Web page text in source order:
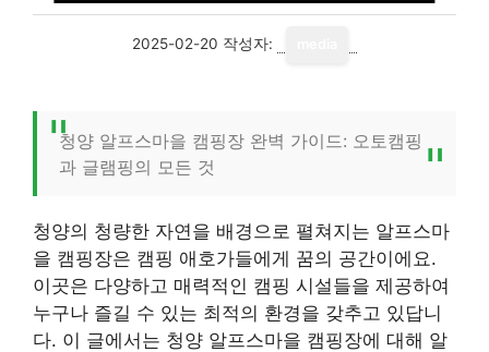
2025-02-20 작성자:
청양 알프스마을 캠핑장 완벽 가이드: 오토캠핑
과 글램핑의 모든 것
청양의 청량한 자연을 배경으로 펼쳐지는 알프스마
을 캠핑장은 캠핑 애호가들에게 꿈의 공간이에요.
이곳은 다양하고 매력적인 캠핑 시설들을 제공하여
누구나 즐길 수 있는 최적의 환경을 갖추고 있답니
다. 이 글에서는 청양 알프스마을 캠핑장에 대해 알